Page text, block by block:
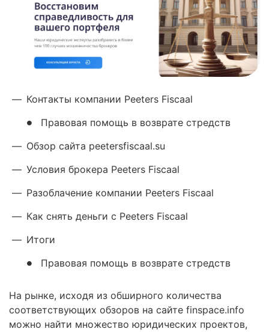
— Контакты компании Peeters Fiscaal
Правовая помощь в возврате стредств
— Обзор сайта peetersfiscaal.su
— Условия брокера Peeters Fiscaal
— Разоблачение компании Peeters Fiscaal
— Как снять деньги с Peeters Fiscaal
— Итоги
Правовая помощь в возврате стредств
На рынке, исходя из обширного количества
соответствующих обзоров на сайте finspace.info
можно найти множество юридических проектов,